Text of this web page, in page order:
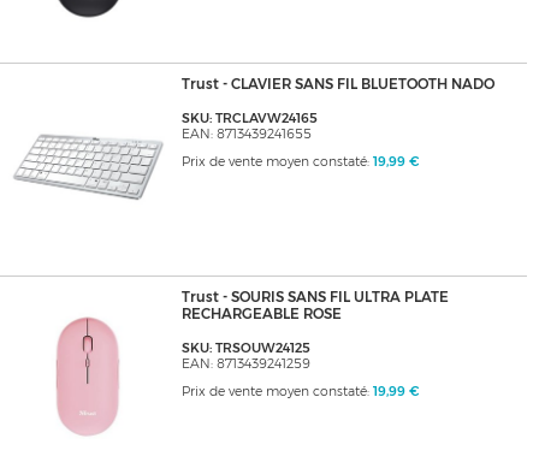
Trust - CLAVIER SANS FIL BLUETOOTH NADO
SKU: TRCLAVW24165
EAN: 8713439241655
Prix de vente moyen constaté: 19,99 €
Trust - SOURIS SANS FIL ULTRA PLATE
RECHARGEABLE ROSE
SKU: TRSOUW24125
EAN: 8713439241259
Prix de vente moyen constaté: 19,99 €